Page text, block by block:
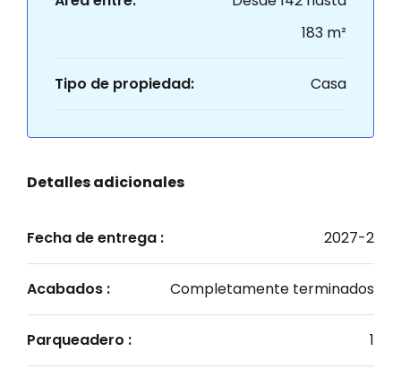
183 m²
Tipo de propiedad: Casa
Detalles adicionales
Fecha de entrega : 2027-2
Acabados : Completamente terminados
Parqueadero : 1